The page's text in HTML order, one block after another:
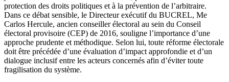
protection des droits politiques et à la prévention de l’arbitraire.
Dans ce débat sensible, le Directeur exécutif du BUCREL, Me
Carlos Hercule, ancien conseiller électoral au sein du Conseil
électoral provisoire (CEP) de 2016, souligne l’importance d’une
approche prudente et méthodique. Selon lui, toute réforme électorale
doit être précédée d’une évaluation d’impact approfondie et d’un
dialogue inclusif entre les acteurs concernés afin d’éviter toute
fragilisation du système.